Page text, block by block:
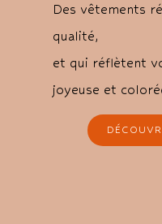
Des vêtements
qualité,
et qui réflètent
joyeuse et